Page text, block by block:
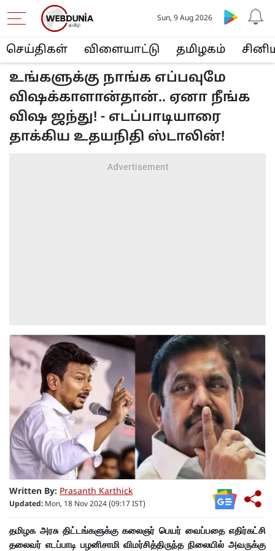
செய்திகள் விளையா‌ட்டு த‌மிழக‌ம்
Sun, 9 Aug 2026
உங்களுக்கு நாங்க எப்பவுமே
விஷக்காளான்தான்.. ஏனா நீங்க
விஷ ஜந்து! - எடப்பாடியாரை
தாக்கிய உதயநிதி ஸ்டாலின்!
Written By: Prasanth Karthick
Updated: Mon, 18 Nov 2024 (09:17 IST)
தமிழக அரசு திட்டங்களுக்கு கலைஞர் பெயர் வைப்பதை எதிர்கட்சி
தலைவர் எடப்பாடி பழனிசாமி விமர்சித்திருந்த நிலையில் அவருக்கு